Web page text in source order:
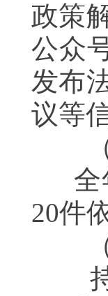
政策
公众
发布
议等
（
全
20件
（
持